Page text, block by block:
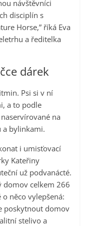
návštěvníci
disciplín s
Horse,” říká Eva
a ředitelka
dárek
Psi si v ní
a to podle
na
a bylinkami.
i umisťovací
Kateřiny
už podvanácté.
domov celkem 266
o něco vylepšená:
poskytnout domov
stelivo a